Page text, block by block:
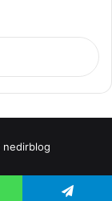
nedirblog